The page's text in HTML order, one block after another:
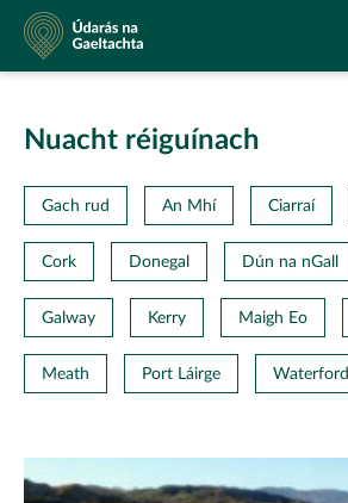
Údarás
na
Gaeltachta
Nuacht réiguínach
Gach rud An Mhí Ciarraí
Cork Donegal Dún na nGall
Galway Kerry Maigh Eo
Meath Port Láirge Waterford